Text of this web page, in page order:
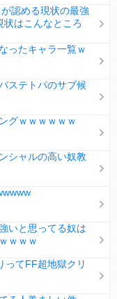
認める現状の最強
状はこんなところ
ったキャラ一覧ｗ
ステトパのサブ候
グｗｗｗｗｗｗ
シャルの高い奴教
いと思ってる奴は
ｗｗｗ
ってFF超地獄クリ